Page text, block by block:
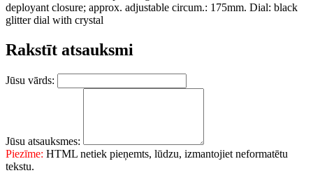
deployant closure; approx. adjustable circum.: 175mm. Dial: black
glitter dial with crystal
Rakstīt atsauksmi
Jūsu vārds:
Jūsu atsauksmes:
Piezīme: HTML netiek pieņemts, lūdzu, izmantojiet neformatētu
tekstu.